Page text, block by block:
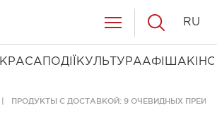
КРАСА ПОДІЇ КУЛЬТУРААФІША КІНО
RU
ПРОДУКТЫ С ДОСТАВКОЙ: 9 ОЧЕВИДНЫХ